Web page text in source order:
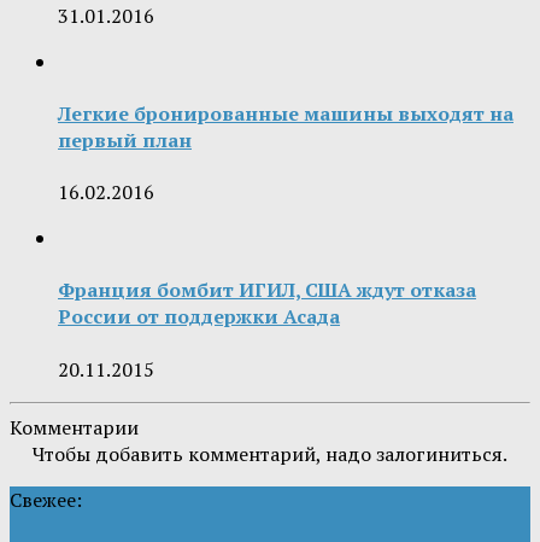
31.01.2016
Легкие бронированные машины выходят на
первый план
16.02.2016
Франция бомбит ИГИЛ, США ждут отказа
России от поддержки Асада
20.11.2015
Комментарии
Чтобы добавить комментарий, надо залогиниться.
Свежее: